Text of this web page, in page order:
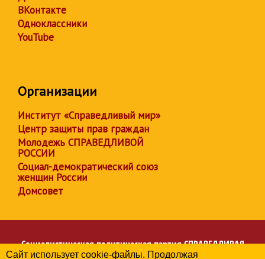
ВКонтакте
Одноклассники
YouTube
Организации
Институт «Справедливый мир»
Центр защиты прав граждан
Молодежь СПРАВЕДЛИВОЙ
РОССИИ
Социал-демократический союз
женщин России
Домсовет
Социалистическая политическая партияСПРАВЕДЛИВАЯ
Сайт использует cookie-файлы. Продолжая